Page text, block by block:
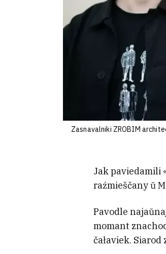
Zasnavalniki ZROBIM
Jak paviedamili
raźmieščany ŭ
Pavodle
momant
čałaviek.